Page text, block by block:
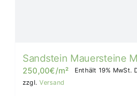
Sandstein Mauersteine
250,00€/m² Enthält 19% MwSt.
zzgl.Versand